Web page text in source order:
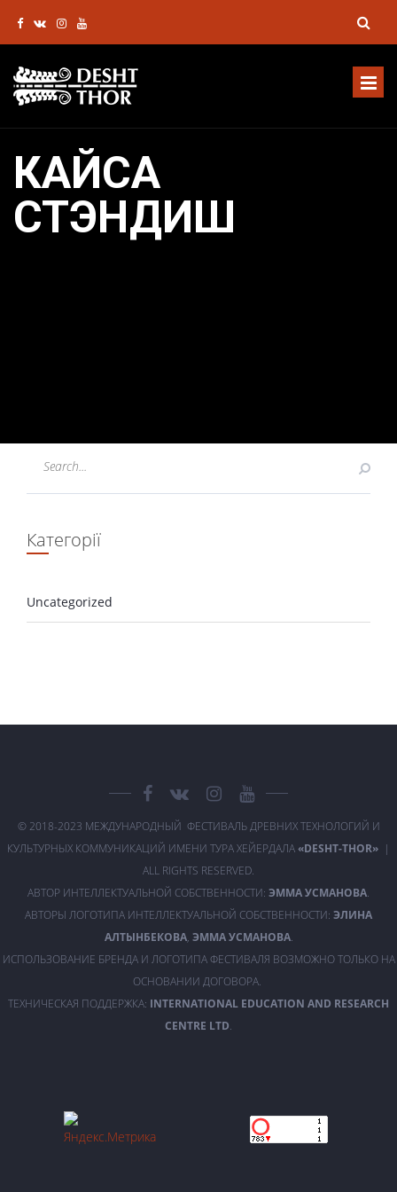
КАЙСА
СТЭНДИШ
Категорії
Uncategorized
© 2018-2023 МЕЖДУНАРОДНЫЙ ФЕСТИВАЛЬ ДРЕВНИХ ТЕХНОЛОГИЙ И
КУЛЬТУРНЫХ КОММУНИКАЦИЙ ИМЕНИ ТУРА ХЕЙЕРДАЛА«DESHT-THOR» |
ALL RIGHTS RESERVED.
АВТОР ИНТЕЛЛЕКТУАЛЬНОЙ СОБСТВЕННОСТИ: ЭММА УСМАНОВА.
АВТОРЫ ЛОГОТИПА ИНТЕЛЛЕКТУАЛЬНОЙ СОБСТВЕННОСТИ: ЭЛИНА
АЛТЫНБЕКОВА, ЭММА УСМАНОВА.
ИСПОЛЬЗОВАНИЕ БРЕНДА И ЛОГОТИПА ФЕСТИВАЛЯ ВОЗМОЖНО ТОЛЬКО НА
ОСНОВАНИИ ДОГОВОРА.
ТЕХНИЧЕСКАЯ ПОДДЕРЖКА: INTERNATIONAL EDUCATION AND RESEARCH
CENTRE LTD.